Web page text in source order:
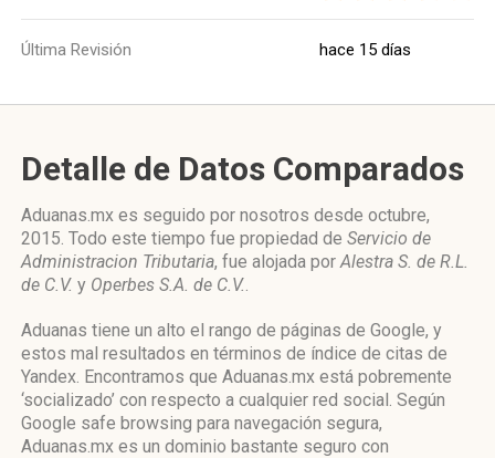
Última Revisión hace 15 días
Detalle de Datos Comparados
Aduanas.mx es seguido por nosotros desde octubre,
2015. Todo este tiempo fue propiedad de Servicio de
Administracion Tributaria, fue alojada porAlestra S. de R.L.
de C.V. y Operbes S.A. de C.V..
Aduanas tiene un alto el rango de páginas de Google, y
estos mal resultados en términos de índice de citas de
Yandex. Encontramos que Aduanas.mx está pobremente
‘socializado’ con respecto a cualquier red social. Según
Google safe browsing para navegación segura,
Aduanas.mx es un dominio bastante seguro con